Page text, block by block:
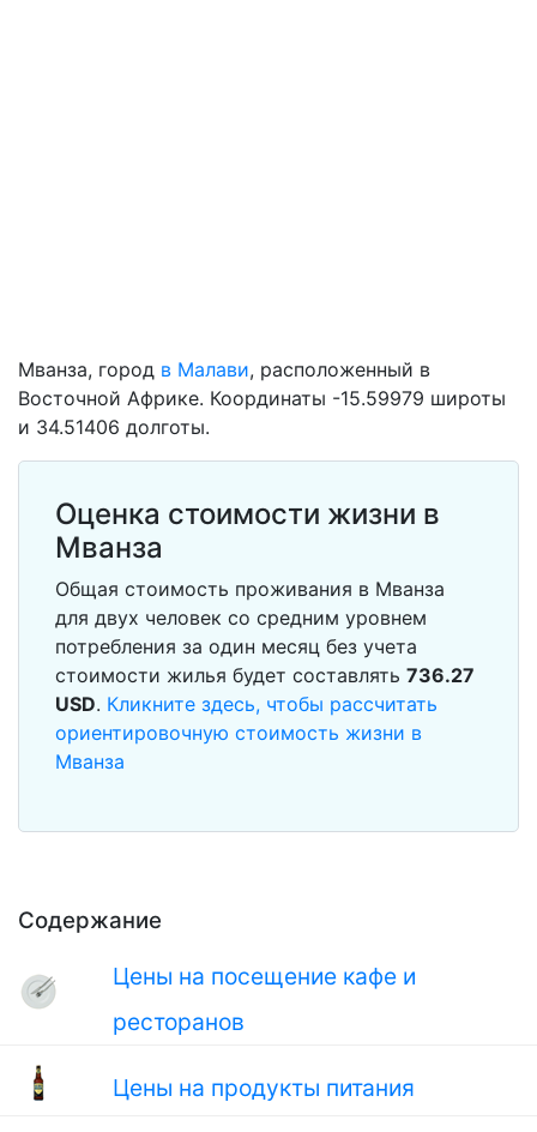
Содержание
Цены на посещение кафе и
ресторанов
Цены на продукты питания
Мванза, город в Малави, расположенный в
Восточной Африке. Координаты -15.59979 широты
и 34.51406 долготы.
Оценка стоимости жизни в
Мванза
Общая стоимость проживания в Мванза
для двух человек со средним уровнем
потребления за один месяц без учета
стоимости жилья будет составлять 736.27
USD. Кликните здесь, чтобы рассчитать
ориентировочную стоимость жизни в
Мванза